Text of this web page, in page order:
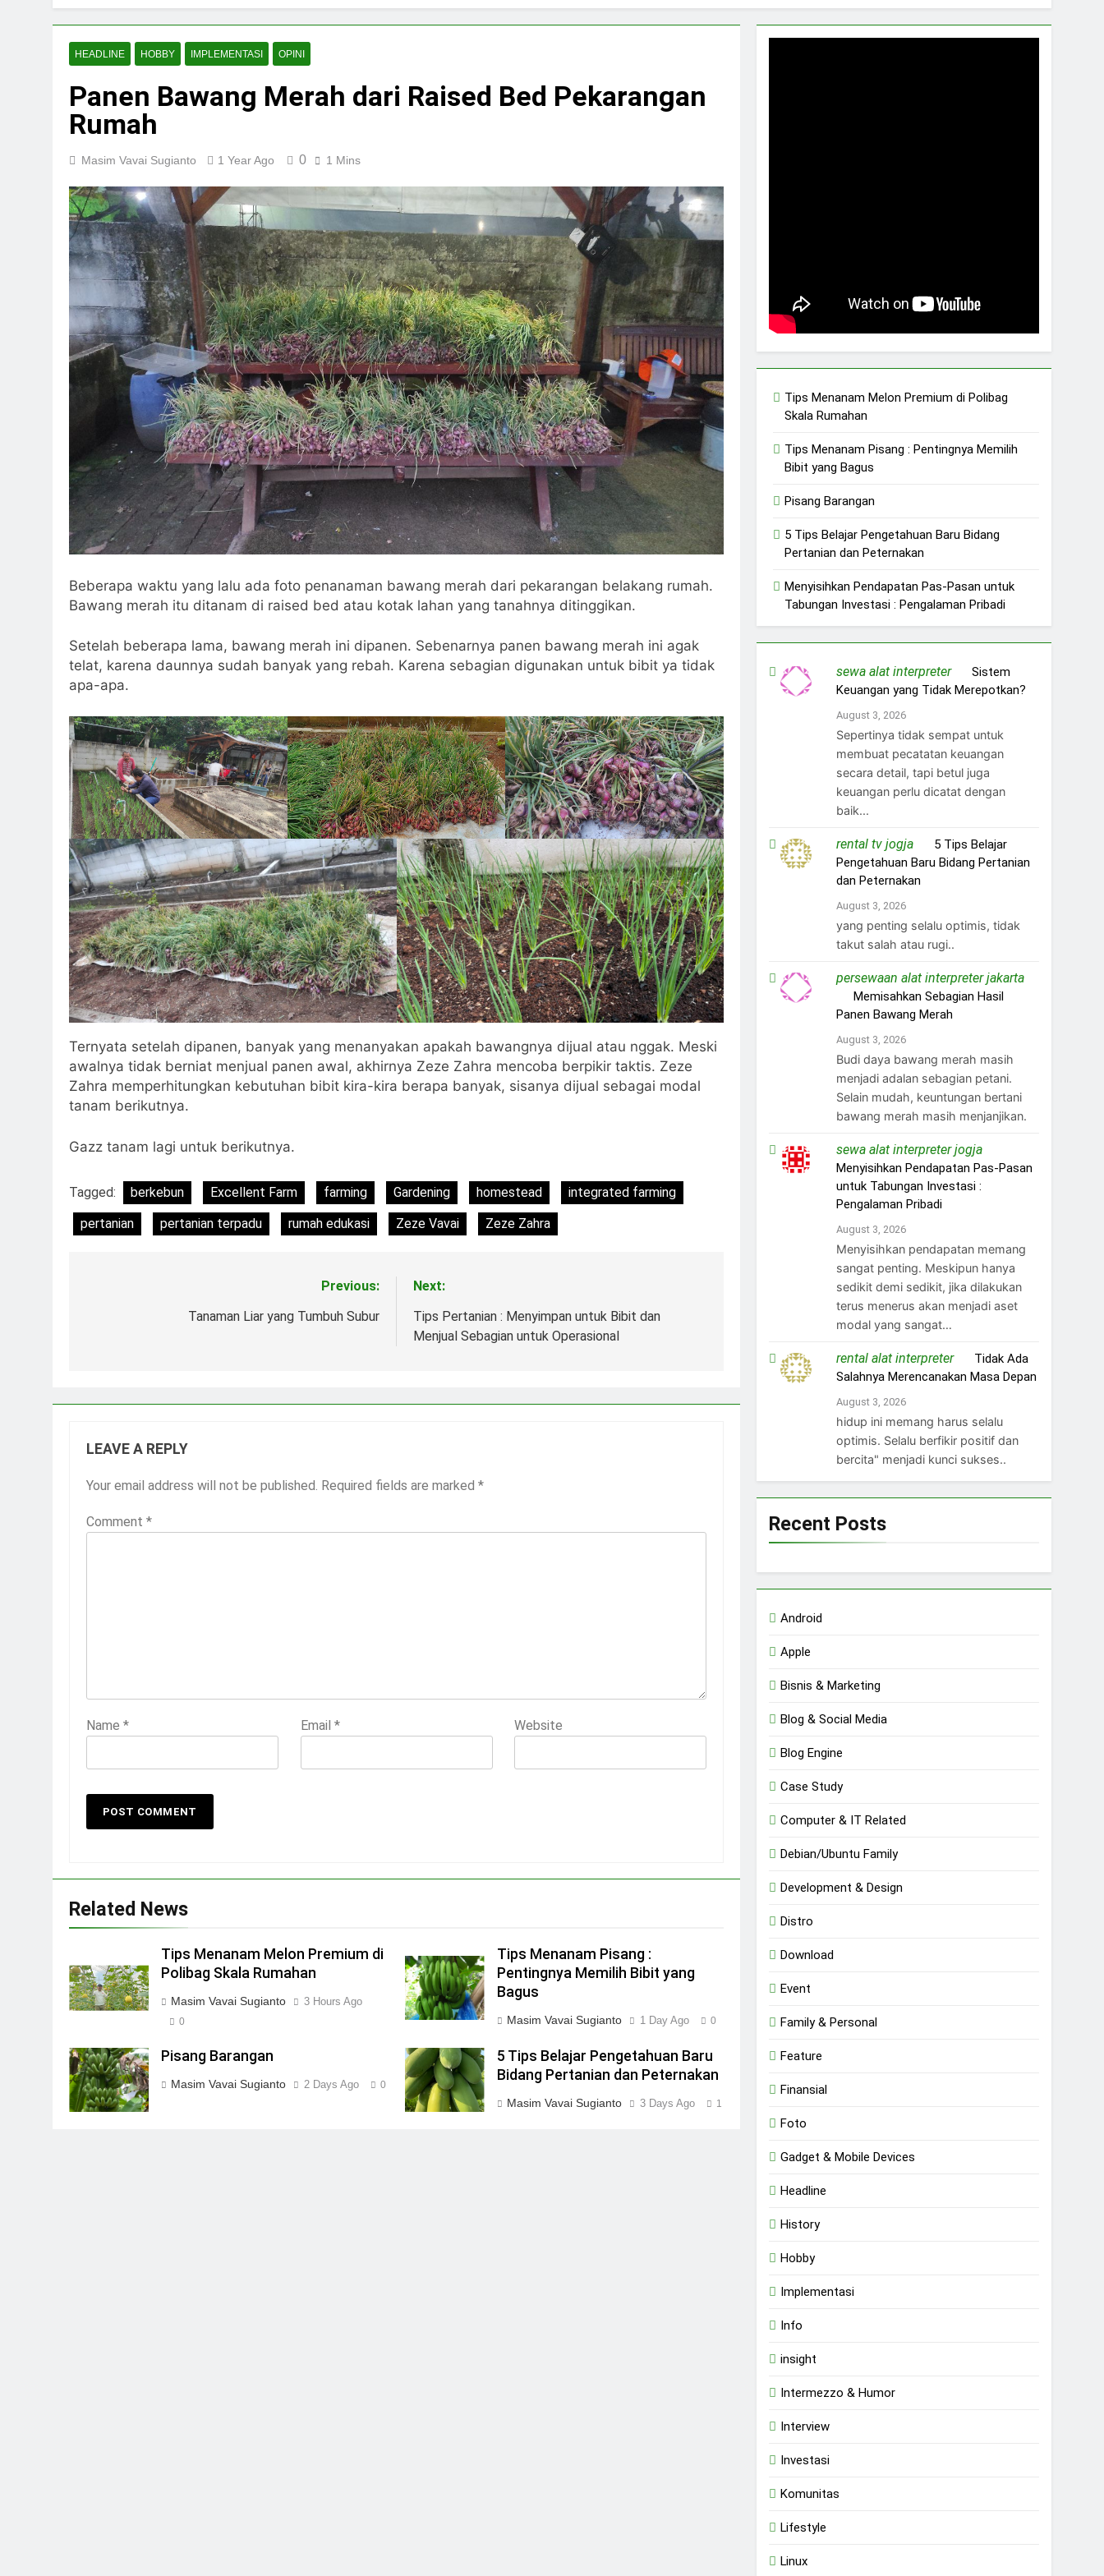
HEADLINE HOBBY IMPLEMENTASI OPINI
Panen Bawang Merah dari Raised Bed Pekarangan
Rumah
Masim Vavai Sugianto 1 Year Ago 0 1 Mins
Beberapa waktu yang lalu ada foto penanaman bawang merah dari pekarangan belakang rumah.
Bawang merah itu ditanam di raised bed atau kotak lahan yang tanahnya ditinggikan.
Setelah beberapa lama, bawang merah ini dipanen. Sebenarnya panen bawang merah ini agak
telat, karena daunnya sudah banyak yang rebah. Karena sebagian digunakan untuk bibit ya tidak
apa-apa.
Ternyata setelah dipanen, banyak yang menanyakan apakah bawangnya dijual atau nggak. Meski
awalnya tidak berniat menjual panen awal, akhirnya Zeze Zahra mencoba berpikir taktis. Zeze
Zahra memperhitungkan kebutuhan bibit kira-kira berapa banyak, sisanya dijual sebagai modal
tanam berikutnya.
Gazz tanam lagi untuk berikutnya.
Tagged: berkebun Excellent Farm farming Gardening homestead
integrated farming
pertanian
pertanian terpadu rumah edukasi Zeze Vavai Zeze Zahra
Previous:
Tanaman Liar yang Tumbuh Subur
Next:
Tips Pertanian : Menyimpan untuk Bibit dan
Menjual Sebagian untuk Operasional
LEAVE A REPLY
Your email address will not be published. Required fields are marked *
Comment *
Name * Email * Website
Related News
Tips Menanam Melon Premium di
Polibag Skala Rumahan
Masim Vavai Sugianto 3 Hours Ago
0
Tips Menanam Pisang :
Pentingnya Memilih Bibit yang
Bagus
Masim Vavai Sugianto 1 Day Ago 0
Pisang Barangan
Masim Vavai Sugianto 2 Days Ago 0
5 Tips Belajar Pengetahuan Baru
Bidang Pertanian dan Peternakan
Masim Vavai Sugianto 3 Days Ago 1
Tips Menanam Melon Premium di Polibag
Skala Rumahan
Tips Menanam Pisang : Pentingnya Memilih
Bibit yang Bagus
Pisang Barangan
5 Tips Belajar Pengetahuan Baru Bidang
Pertanian dan Peternakan
Menyisihkan Pendapatan Pas-Pasan untuk
Tabungan Investasi : Pengalaman Pribadi
sewa alat interpreteron Sistem
Keuangan yang Tidak Merepotkan?
August 3, 2026
Sepertinya tidak sempat untuk
membuat pecatatan keuangan
secara detail, tapi betul juga
keuangan perlu dicatat dengan
baik...
rental tv jogjaon 5 Tips Belajar
Pengetahuan Baru Bidang Pertanian
dan Peternakan
August 3, 2026
yang penting selalu optimis, tidak
takut salah atau rugi..
persewaan alat interpreter jakarta
Memisahkan Sebagian Hasil
Panen Bawang Merah
August 3, 2026
Budi daya bawang merah masih
menjadi adalan sebagian petani.
Selain mudah, keuntungan bertani
bawang merah masih menjanjikan.
sewa alat interpreter jogjaon
Menyisihkan Pendapatan Pas-Pasan
untuk Tabungan Investasi :
Pengalaman Pribadi
August 3, 2026
Menyisihkan pendapatan memang
sangat penting. Meskipun hanya
sedikit demi sedikit, jika dilakukan
terus menerus akan menjadi aset
modal yang sangat…
rental alat interpreteron Tidak Ada
Salahnya Merencanakan Masa Depan
August 3, 2026
hidup ini memang harus selalu
optimis. Selalu berfikir positif dan
bercita" menjadi kunci sukses..
Recent Posts
Android
Apple
Bisnis & Marketing
Blog & Social Media
Blog Engine
Case Study
Computer & IT Related
Debian/Ubuntu Family
Development & Design
Distro
Download
Event
Family & Personal
Feature
Finansial
Foto
Gadget & Mobile Devices
Headline
History
Hobby
Implementasi
Info
insight
Intermezzo & Humor
Interview
Investasi
Komunitas
Lifestyle
Linux